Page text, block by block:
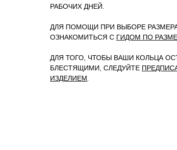
РАБОЧИХ ДНЕЙ.
ДЛЯ ПОМОЩИ ПРИ ВЫБОРЕ
ОЗНАКОМИТЬСЯ С ГИДОМ ПО
ДЛЯ ТОГО, ЧТОБЫ ВАШИ КОЛЬЦА
БЛЕСТЯЩИМИ, СЛЕДУЙТЕ
ИЗДЕЛИЕМ.